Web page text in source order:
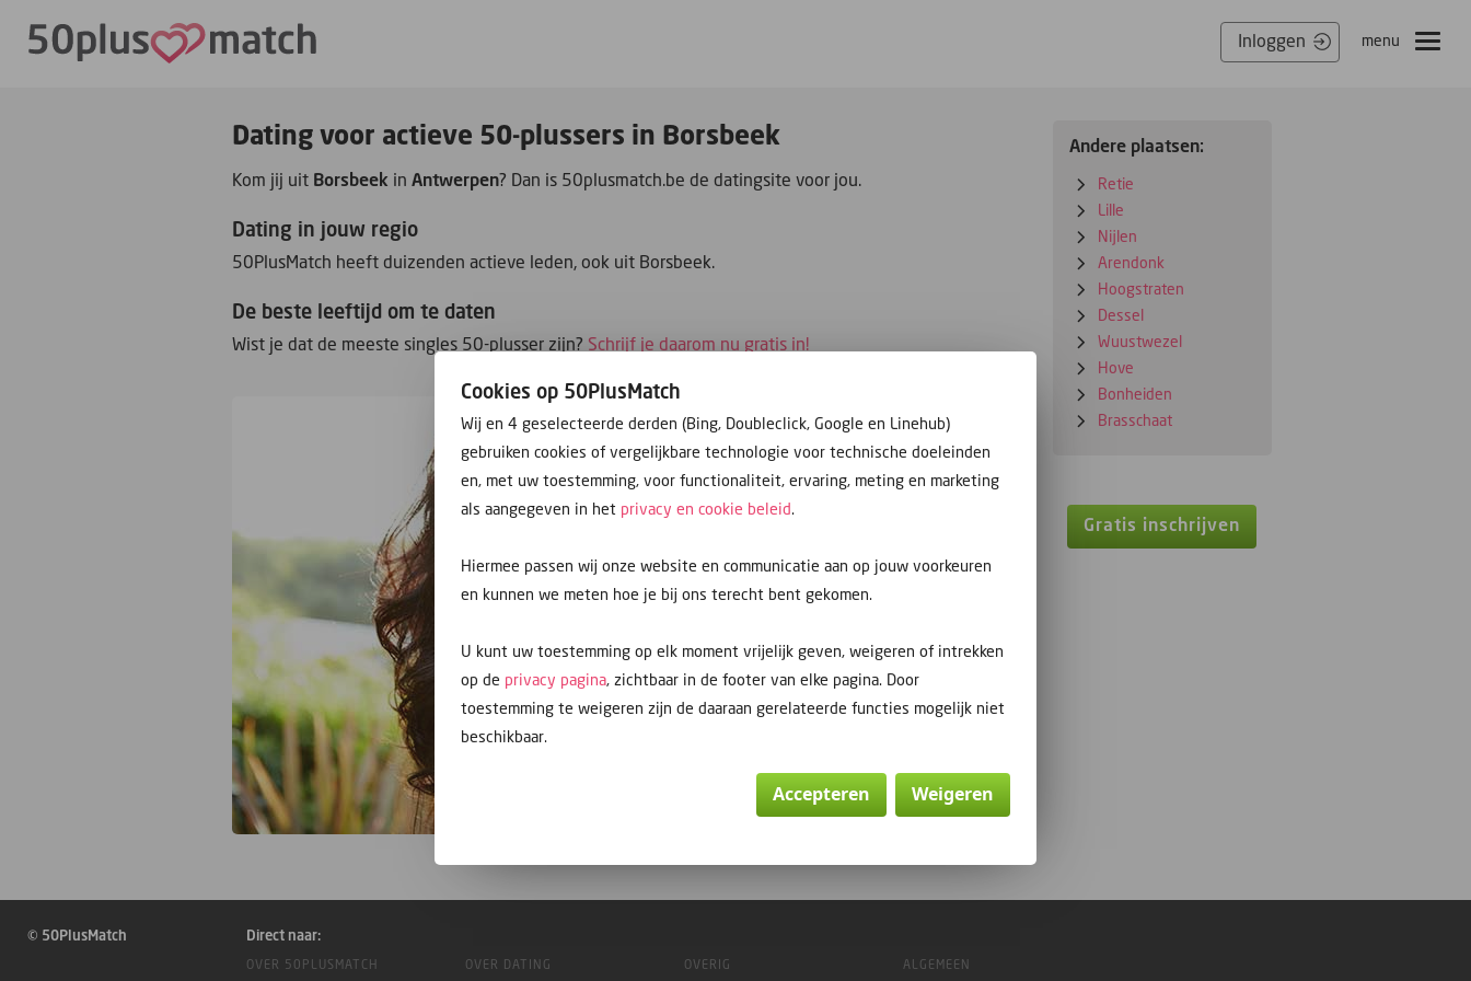
Inloggen menu
Dating voor actieve 50-plussers in Borsbeek
Kom jij uit Borsbeek inAntwerpen? Dan is 50plusmatch.be de datingsite voor jou.
Dating in jouw regio
50PlusMatch heeft duizenden actieve leden, ook uit Borsbeek.
De beste leeftijd om te daten
Wist je dat de meeste singles 50-plusser zijn? Schrijf je daarom nu gratis in!
Andere plaatsen:
Retie
Lille
Nijlen
Arendonk
Hoogstraten
Dessel
Wuustwezel
Hove
Bonheiden
Brasschaat
Gratis inschrijven
© 50PlusMatch Direct naar:
OVER 50PLUSMATCH OVER DATING OVERIG ALGEMEEN
Cookies op 50PlusMatch
Wij en 4 geselecteerde derden (Bing, Doubleclick, Google en Linehub)
gebruiken cookies of vergelijkbare technologie voor technische doeleinden
en, met uw toestemming, voor functionaliteit, ervaring, meting en marketing
als aangegeven in het privacy en cookie beleid.
Hiermee passen wij onze website en communicatie aan op jouw voorkeuren
en kunnen we meten hoe je bij ons terecht bent gekomen.
U kunt uw toestemming op elk moment vrijelijk geven, weigeren of intrekken
op de privacy pagina, zichtbaar in de footer van elke pagina. Door
toestemming te weigeren zijn de daaraan gerelateerde functies mogelijk niet
beschikbaar.
Accepteren Weigeren